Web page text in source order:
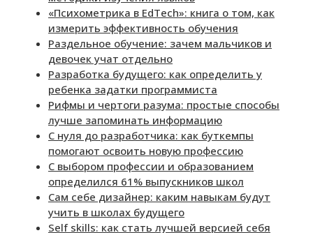
«Психометрика в EdTech»: книга о том, как
измерить эффективность обучения
Раздельное обучение: зачем мальчиков и
девочек учат отдельно
Разработка будущего: как определить у
ребенка задатки программиста
Рифмы и чертоги разума: простые способы
лучше запоминать информацию
С нуля до разработчика: как буткемпы
помогают освоить новую профессию
С выбором профессии и образованием
определился 61% выпускников школ
Сам себе дизайнер: каким навыкам будут
учить в школах будущего
Self skills: как стать лучшей версией себя